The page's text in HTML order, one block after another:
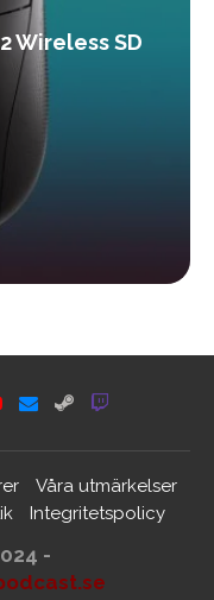
Wireless SD
Våra utmärkelser
Integritetspolicy
-